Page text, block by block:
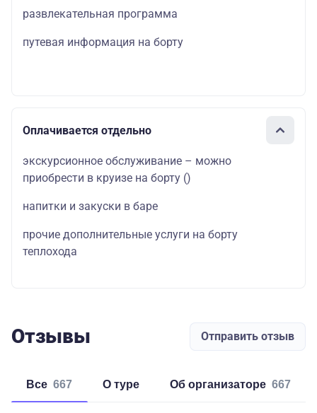
развлекательная программа
путевая информация на борту
Оплачивается отдельно
экскурсионное обслуживание – можно
приобрести в круизе на борту ()
напитки и закуски в баре
прочие дополнительные услуги на борту
теплохода
Отзывы Отправить отзыв
Все 667 о туре об организаторе 667